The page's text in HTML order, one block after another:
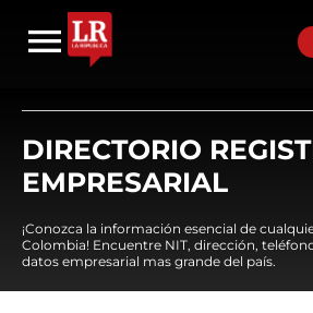
DIRECTORIO
EMPRESARIAL
¡Conozca la información esencial de
Colombia! Encuentre NIT, dirección,
datos empresarial mas grande del país.